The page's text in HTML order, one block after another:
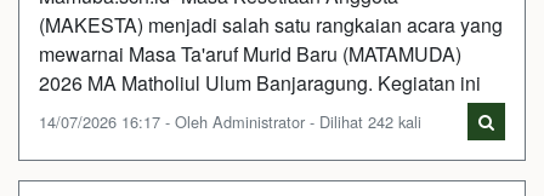
(MAKESTA) menjadi salah satu rangkaian acara yang
mewarnai Masa Ta'aruf Murid Baru (MATAMUDA)
2026 MA Matholiul Ulum Banjaragung. Kegiatan ini
14/07/2026 16:17 - Oleh Administrator - Dilihat 242 kali